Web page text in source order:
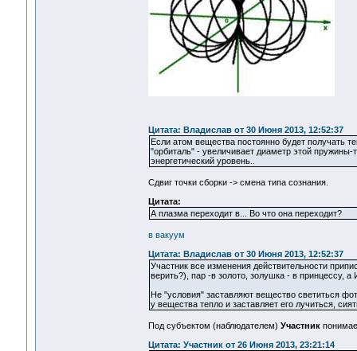
Цитата: Владислав от 30 Июня 2013, 12:52:37
Если атом вещества постоянно будет получать
"орбиталь" - увеличивает диаметр этой
энергетический уровень..
Сдвиг точки сборки -> смена типа сознания.
Цитата:
А плазма переходит в... Во что она переходит?
в вакуум
Цитата: Владислав от 30 Июня 2013, 12:52:37
Участник все изменения действительности
верить?), пар -в золото, золушка - в принцессу,
Не "условия" заставляют вещество светиться
у вещества тепло и заставляет его лучиться,
Под субъектом (наблюдателем) Участник
Цитата: Участник от 26 Июня 2013, 23:21:14